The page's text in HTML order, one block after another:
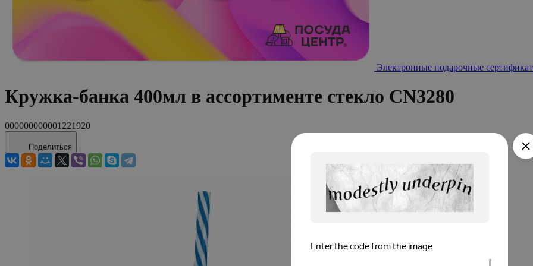
Электронные подарочные
Кружка-банка 400мл в ассортименте стекло CN3280
000000000001221920
Поделиться